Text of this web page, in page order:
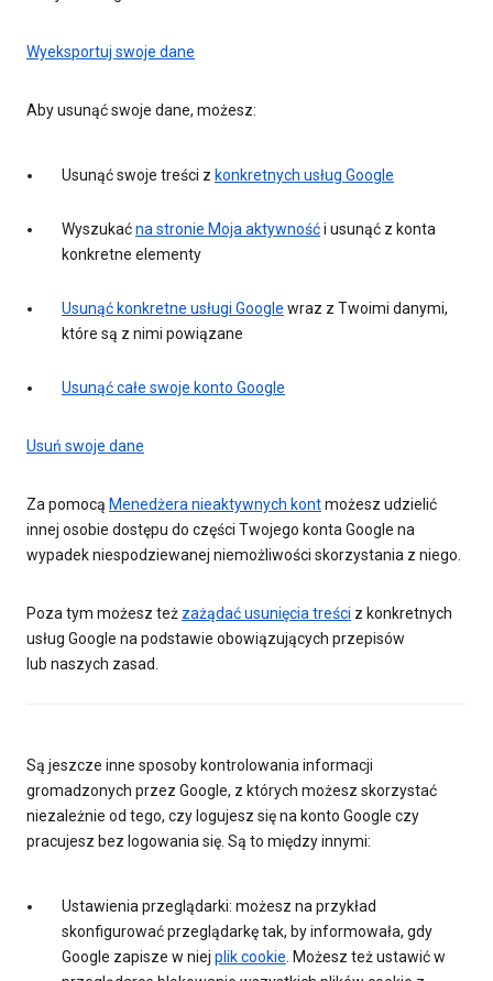
Wyeksportuj swoje dane
Aby usunąć swoje dane, możesz:
Usunąć swoje treści z konkretnych usług Google
Wyszukaćna stronie Moja aktywnośći usunąć z konta
konkretne elementy
Usunąć konkretne usługi Google wraz z Twoimi danymi,
które są z nimi powiązane
Usunąć całe swoje konto Google
Usuń swoje dane
Za pomocą Menedżera nieaktywnych kontmożesz udzielić
innej osobie dostępu do części Twojego konta Google na
wypadek niespodziewanej niemożliwości skorzystania z niego.
Poza tym możesz też zażądać usunięcia treści z konkretnych
usług Google na podstawie obowiązujących przepisów
lub naszych zasad.
Są jeszcze inne sposoby kontrolowania informacji
gromadzonych przez Google, z których możesz skorzystać
niezależnie od tego, czy logujesz się na konto Google czy
pracujesz bez logowania się. Są to między innymi:
Ustawienia przeglądarki: możesz na przykład
skonfigurować przeglądarkę tak, by informowała, gdy
Google zapisze w niej plik cookie . Możesz też ustawić w